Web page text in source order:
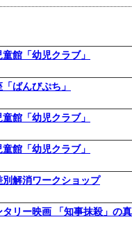
館「幼児クラブ」
ばんびぷち」
館「幼児クラブ」
館「幼児クラブ」
別解消ワークショップ
タリー映画 「知事抹殺」の